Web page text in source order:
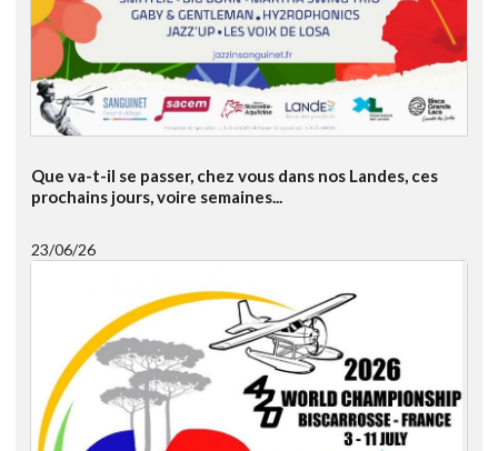
Que va-t-il se passer, chez vous dans nos Landes, ces
prochains jours, voire semaines...
23/06/26